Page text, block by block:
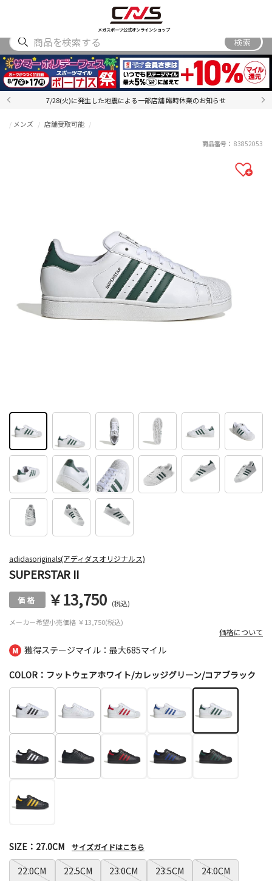
メガスポーツ公式オンラインショップ
ACCESSORY
検索
7/28(火)に発生した地震による一部店舗 臨時休業のお知らせ
獲得ステージマイル：最大685マイル
adidasoriginals(アディダスオリジナルス)
SUPERSTAR II
メンズ 店舗受取可能
メーカー希望小売価格 ￥13,750(税込)
￥13,750 (税込)
価格について
商品番号： 83852053
COLOR：フットウェアホワイト/カレッジグリーン/コアブラック
22.0CM 22.5CM 23.0CM 23.5CM
24.0CM
SIZE：27.0CM サイズガイドはこちら